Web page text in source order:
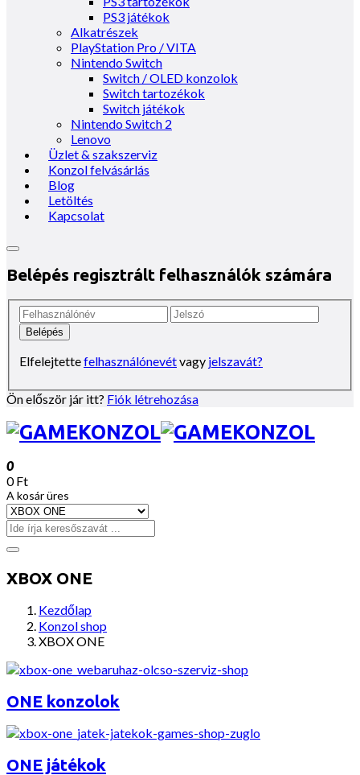
PS3 játékok
Alkatrészek
PlayStation Pro / VITA
Nintendo Switch
Switch / OLED konzolok
Switch tartozékok
Switch játékok
Nintendo Switch 2
Lenovo
Üzlet & szakszerviz
Konzol felvásárlás
Blog
Letöltés
Kapcsolat
Belépés regisztrált felhasználók számára
Elfelejtettefelhasználónevétvagy jelszavát?
Ön először jár itt? Fiók létrehozása
0
0 Ft
A kosár üres
XBOX ONE
Kezdőlap
Konzol shop
XBOX ONE
ONE konzolok
ONE játékok